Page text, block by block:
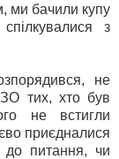
ми бачили купу
з
не
тих, хто був
не встигли
приєдналися
питання, чи